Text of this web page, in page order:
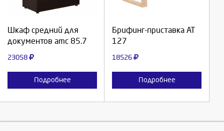
Шкаф средний для
документов amc 85.7
23058
Подробнее
Отмена
Брифинг-приставка АТ
127
18526
Подробнее